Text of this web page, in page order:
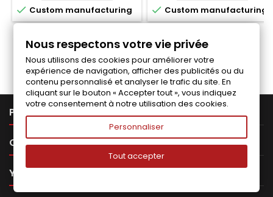
 Custom manufacturing  Custom manufacturing
Follow us on Facebook
PRODUCTS
OUR COMPANY 
YOUR ACCOUNT 
Nous respectons votre vie privée
Nous utilisons des cookies pour améliorer votre
expérience de navigation, afficher des publicités ou du
contenu personnalisé et analyser le trafic du site. En
cliquant sur le bouton « Accepter tout », vous indiquez
votre consentement à notre utilisation des cookies.
Personnaliser
Tout accepter